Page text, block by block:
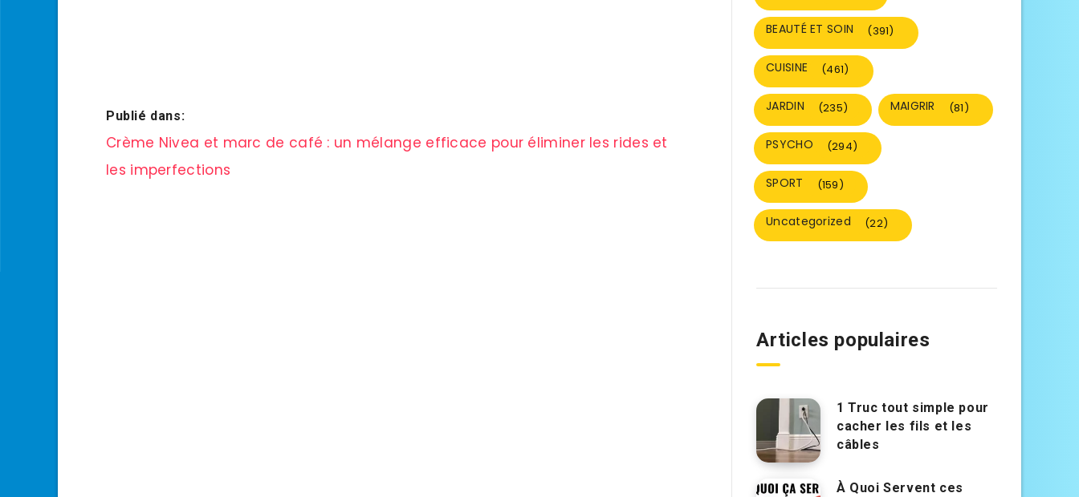
Publié dans:
Navigation
de
Crème Nivea et marc de café : un mélange efficace pour éliminer les rides et
les imperfections
BEAUTÉ ET SOIN (391)
CUISINE (461)
JARDIN (235) MAIGRIR (81)
PSYCHO (294)
SPORT (159)
Uncategorized (22)
Articles populaires
1 Truc tout simple pour
cacher les fils et les
câbles
À Quoi Servent ces